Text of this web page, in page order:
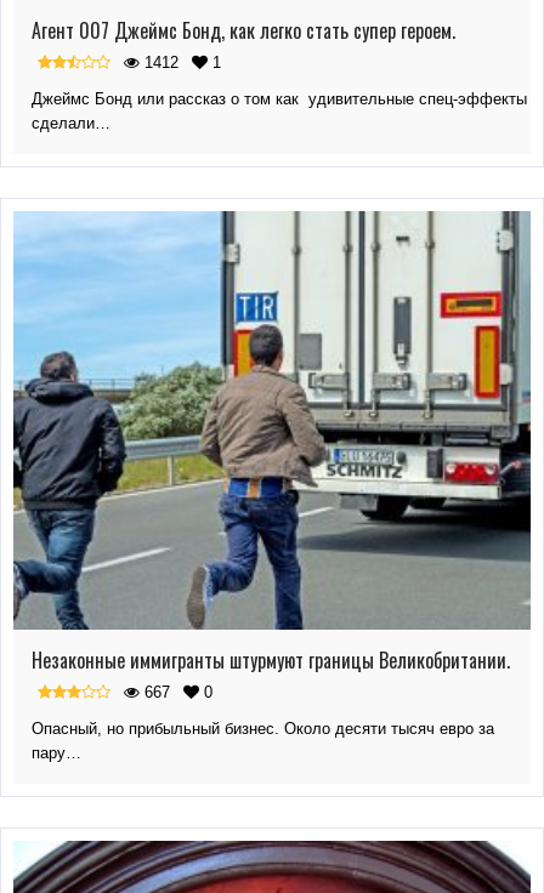
Агент 007 Джеймс Бонд, как легко стать супер героем.
1412
1
Джеймс Бонд или рассказ о том как удивительные спец-эффекты
сделали…
Незаконные иммигранты штурмуют границы Великобритании.
667
0
Опасный, но прибыльный бизнес. Около десяти тысяч евро за
пару…